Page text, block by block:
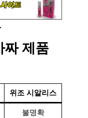
짜 제품
위조 시알리스
불명확